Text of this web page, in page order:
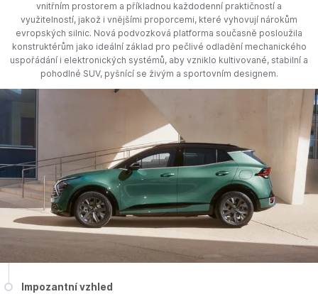
vnitřním prostorem a příkladnou každodenní praktičností a
využitelností, jakož i vnějšími proporcemi, které vyhovují nárokům
evropských silnic. Nová podvozková platforma současně posloužila
konstruktérům jako ideální základ pro pečlivé odladění mechanického
uspořádání i elektronických systémů, aby vzniklo kultivované, stabilní a
pohodlné SUV, pyšnící se živým a sportovním designem.
Impozantní vzhled